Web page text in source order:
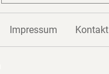
Impressum Kontakt